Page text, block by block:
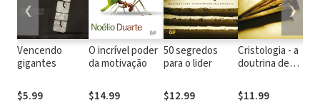
Vencendo
gigantes
$5.99
O incrível poder
da motivação
$14.99
50 segredos
para o lider
$12.99
Cristologia - a
doutrina de
$11.99
❮ ❯